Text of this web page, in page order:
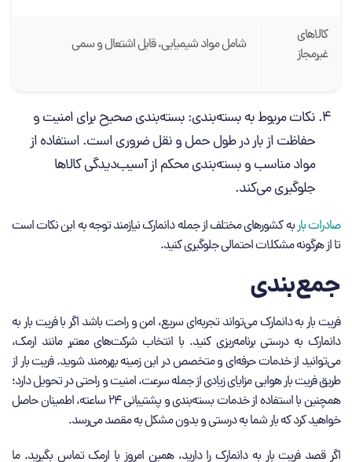
کالاهای
غیرمجاز
شامل مواد شیمیایی، قابل اشتعال و سمی
نکات مربوط به بسته‌بندی: بسته‌بندی صحیح برای امنیت و
حفاظت از بار در طول حمل ‌و نقل ضروری است. استفاده از
مواد مناسب و بسته‌بندی محکم از آسیب‌دیدگی کالاها
جلوگیری می‌کند.
صادرات باربه کشورهای مختلف از جمله دانمارک نیازمند توجه به این نکات است
تا از هرگونه مشکلات احتمالی جلوگیری کنید.
جمع‌بندی
فریت بار به دانمارک می‌تواند تجربه‌ای سریع، امن و راحت باشد اگر با فریت بار به
دانمارک به درستی برنامه‌ریزی کنید. با انتخاب شرکت‌های معتبر مانند ارمک،
می‌توانید از خدمات حرفه‌ای و متخصص در این زمینه بهره‌مند شوید. فریت بار از
طریق فریت بار هوایی مزایای زیادی از جمله سرعت، امنیت و راحتی در تحویل دارد؛
همچنین با استفاده از خدمات بسته‌بندی و پشتیبانی 24 ساعته، اطمینان حاصل
خواهید کرد که بار شما به درستی و بدون مشکل به مقصد می‌رسد.
اگر قصد فریت بار به دانمارک را دارید، همین امروز با ارمک تماس بگیرید. ما